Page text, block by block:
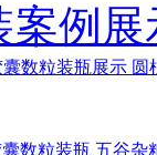
案例展
囊数粒装瓶展示 圆
数粒装瓶 五谷杂